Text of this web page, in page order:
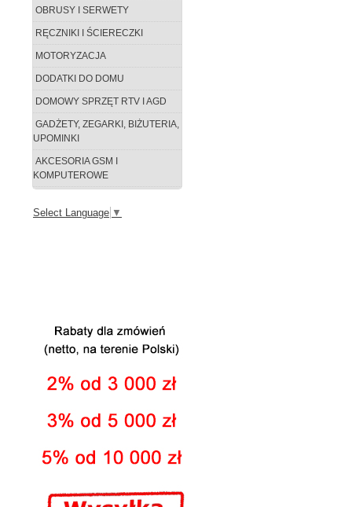
OBRUSY I SERWETY
RĘCZNIKI I ŚCIERECZKI
MOTORYZACJA
DODATKI DO DOMU
DOMOWY SPRZĘT RTV I AGD
GADŻETY, ZEGARKI, BIŻUTERIA,
UPOMINKI
AKCESORIA GSM I
KOMPUTEROWE
Select Language ▼